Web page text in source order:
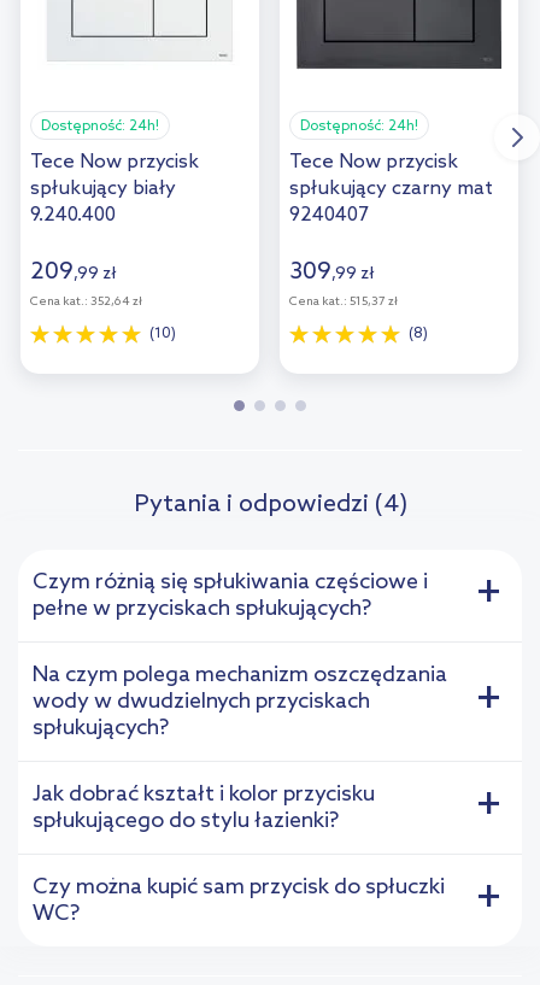
Dostępność: 24h!
Tece Now przycisk
spłukujący biały
9.240.400
209,99 zł
Cena kat.: 352,64 zł
(10)
Dostępność: 24h!
Tece Now przycisk
spłukujący czarny mat
9240407
309,99 zł
Cena kat.: 515,37 zł
(8)
Pytania i odpowiedzi (4)
Czym różnią się spłukiwania częściowe i
pełne w przyciskach spłukujących?
+
Na czym polega mechanizm oszczędzania
wody w dwudzielnych przyciskach
spłukujących?
+
Jak dobrać kształt i kolor przycisku
spłukującego do stylu łazienki?
+
Czy można kupić sam przycisk do spłuczki
WC?
+